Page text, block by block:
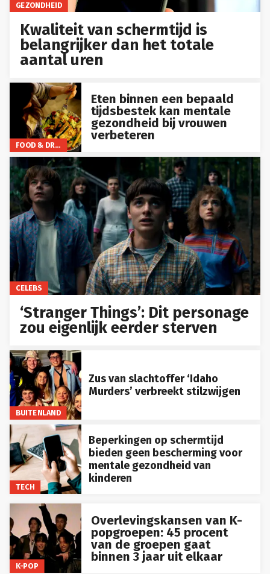
GEZONDHEID
Kwaliteit van schermtijd is
belangrijker dan het totale
aantal uren
FOOD & DRINKS
Eten binnen een bepaald
tijdsbestek kan mentale
gezondheid bij vrouwen
verbeteren
CELEBS
‘Stranger Things’: Dit personage
zou eigenlijk eerder sterven
BUITENLAND
Zus van slachtoffer ‘Idaho
Murders’ verbreekt stilzwijgen
TECH
Beperkingen op schermtijd
bieden geen bescherming voor
mentale gezondheid van
kinderen
K-POP
Overlevingskansen van K-
popgroepen: 45 procent
van de groepen gaat
binnen 3 jaar uit elkaar